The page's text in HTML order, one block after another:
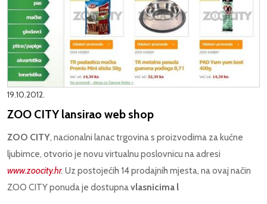
19.10.2012.
ZOO CITY lansirao web shop
ZOO CITY, nacionalni lanac trgovina s proizvodima za kućne
ljubimce, otvorio je novu virtualnu poslovnicu na adresi
www.zoocity.hr. Uz postojećih 14 prodajnih mjesta, na ovaj način
ZOO CITY ponuda je dostupnavlasnicima l